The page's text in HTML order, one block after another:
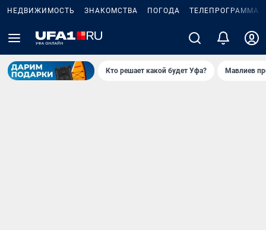
НЕДВИЖИМОСТЬ ЗНАКОМСТВА ПОГОДА ТЕЛЕПРОГРАММА
Кто решает какой будет Уфа? Мавлиев